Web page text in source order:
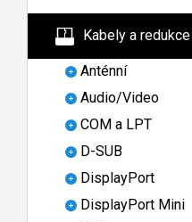
Kabely a redukce
Anténní
Audio/Video
COM a LPT
D-SUB
DisplayPort
DisplayPort Mini